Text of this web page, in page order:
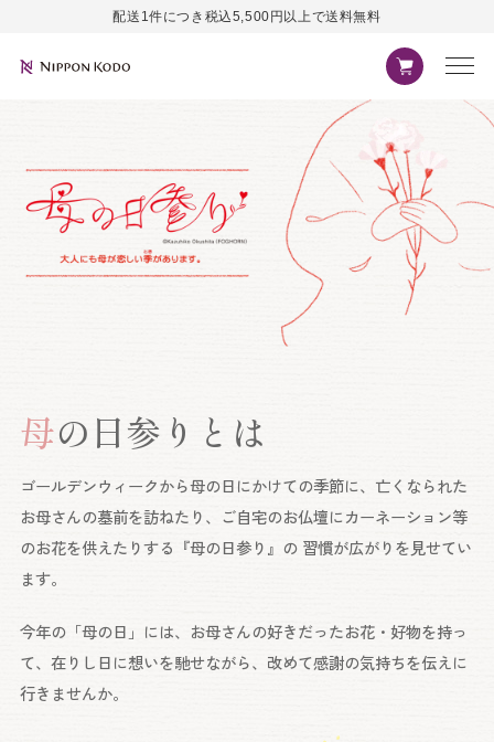
配送1件につき税込5,500円以上で送料無料
母の日参りとは
ゴールデンウィークから母の日にかけての季節に、 亡くなられた
お母さんの墓前を訪ねたり、 ご自宅のお仏壇にカーネーション等
のお花を供えたりする『母の日参り』の 習慣が広がりを見せてい
ます。
今年の「母の日」には、 お母さんの好きだったお花・好物を持っ
て、 在りし日に想いを馳せながら、 改めて感謝の気持ちを伝えに
行きませんか。